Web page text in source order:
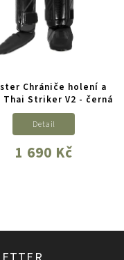
Chrániče holení a
Thai Striker V2 - černá
1 690 Kč
Detail